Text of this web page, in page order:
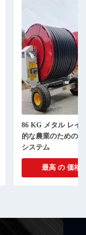
86 KG メタル レイ
的な農業のための
システム
最高 の 価格